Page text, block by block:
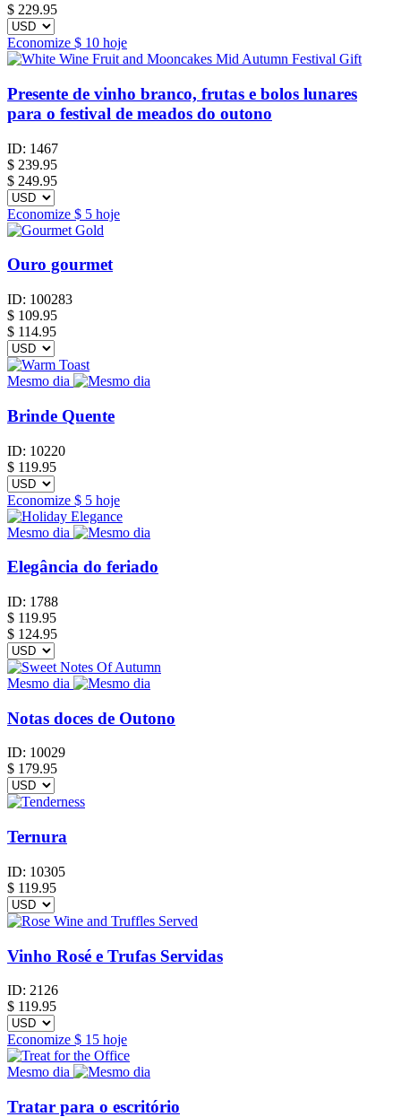
$ 229.95
Economize $ 10 hoje
Presente de vinho branco, frutas e bolos lunares
para o festival de meados do outono
ID: 1467
$ 239.95
$ 249.95
Economize $ 5 hoje
Ouro gourmet
ID: 100283
$ 109.95
$ 114.95
Mesmo dia
Brinde Quente
ID: 10220
$ 119.95
Economize $ 5 hoje
Mesmo dia
Elegância do feriado
ID: 1788
$ 119.95
$ 124.95
Mesmo dia
Notas doces de Outono
ID: 10029
$ 179.95
Ternura
ID: 10305
$ 119.95
Vinho Rosé e Trufas Servidas
ID: 2126
$ 119.95
Economize $ 15 hoje
Mesmo dia
Tratar para o escritório